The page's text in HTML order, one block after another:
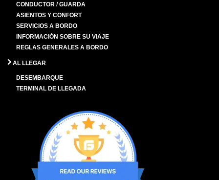
CONDUCTOR / GUARDA
ASIENTOS Y CONFORT
SERVICIOS A BORDO
INFORMACIÓN SOBRE SU VIAJE
REGLAS GENERALES A BORDO
AL LLEGAR
DESEMBARQUE
TERMINAL DE LLEGADA